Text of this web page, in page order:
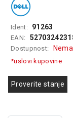
RAČUNARSKE
GAMING
EELEKTRO
SOLARNI
Ident: 91263
EAN:
Dostupnost:
*uslovi kupovine
Proverite stanje